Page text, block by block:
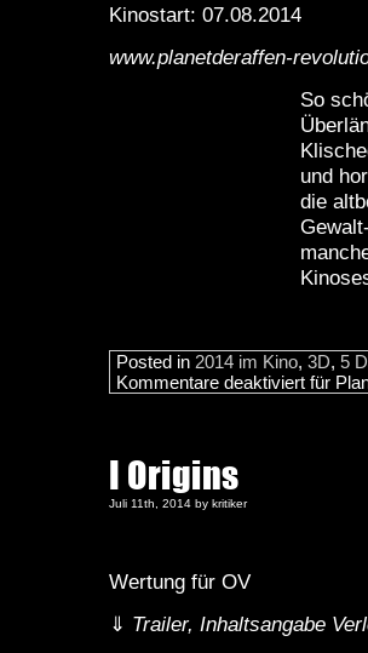
Kinostart: 07.08.2014
www.planetderaffen-
So
und
die
Posted in 2014 im Kino, 3D, 5
Kommentare deaktiviert für
I Origins
Juli 11th, 2014 by kritiker
Wertung für OV
⇓ Trailer, Inhaltsangabe